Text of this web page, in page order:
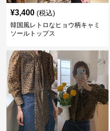
¥3,400 (税込)
韓国風レトロなヒョウ柄キャミ
ソールトップス